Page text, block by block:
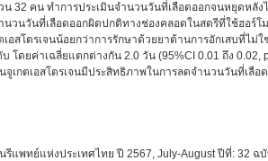
น 32 คน ทำการประเมินจำนวนวันที่เลือดออกจนหยุดหลัง
นวนวันที่เลือดออกผิดปกติทางช่องคลอดในสตรีที่ใช้ฮอร์โ
อสโตรเจนน้อยกว่าการรักษาด้วยยาต้านการอักเสบที่ไ
โดยค่าเฉลี่ยแตกต่างกัน 2.0 วัน (95%CI 0.01 ถึง 0.02,
จูเกตเอสโตรเจนมีประสิทธิภาพในการลดจำนวนวันที่เ
รีแพทย์แห่งประเทศไทย ปี 2567, July-August ปีที่: 32 ฉ